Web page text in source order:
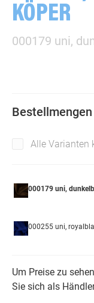
KÖPER
000179 uni,
Alle Varianten
000179 uni,
000255 uni,
Um Preise zu
Sie sich als